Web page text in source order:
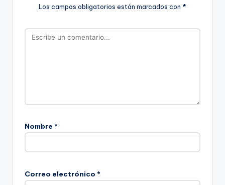
Los campos obligatorios están marcados con *
Nombre *
Correo electrónico *